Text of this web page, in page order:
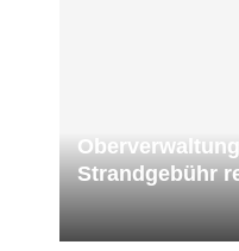
Strandgebühr